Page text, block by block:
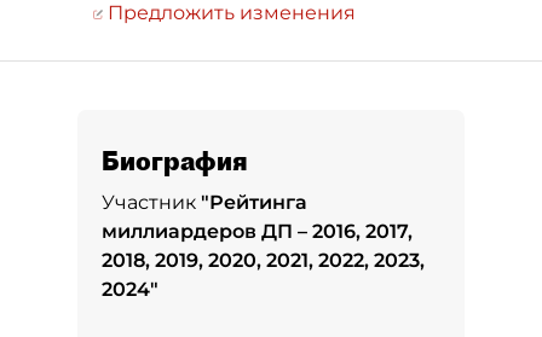
Предложить изменения
Биография
Участник "Рейтинга
миллиардеров ДП – 2016, 2017,
2018, 2019, 2020, 2021, 2022, 2023,
2024"